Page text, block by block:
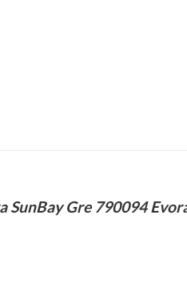
SunBay Gre 790094